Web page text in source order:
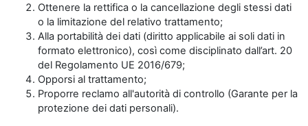
Ottenere la rettifica o la cancellazione degli stessi dati
o la limitazione del relativo trattamento;
Alla portabilità dei dati (diritto applicabile ai soli dati in
formato elettronico), così come disciplinato dall’art. 20
del Regolamento UE 2016/679;
Opporsi al trattamento;
Proporre reclamo all'autorità di controllo (Garante per la
protezione dei dati personali).